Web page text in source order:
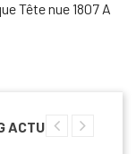
Tête nue 1807 A
ACTU